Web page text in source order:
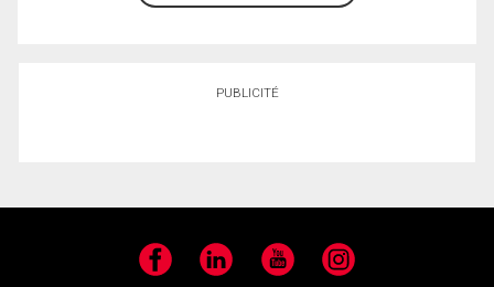
PUBLICITÉ
Facebook LinkedIn YouTube Instagram